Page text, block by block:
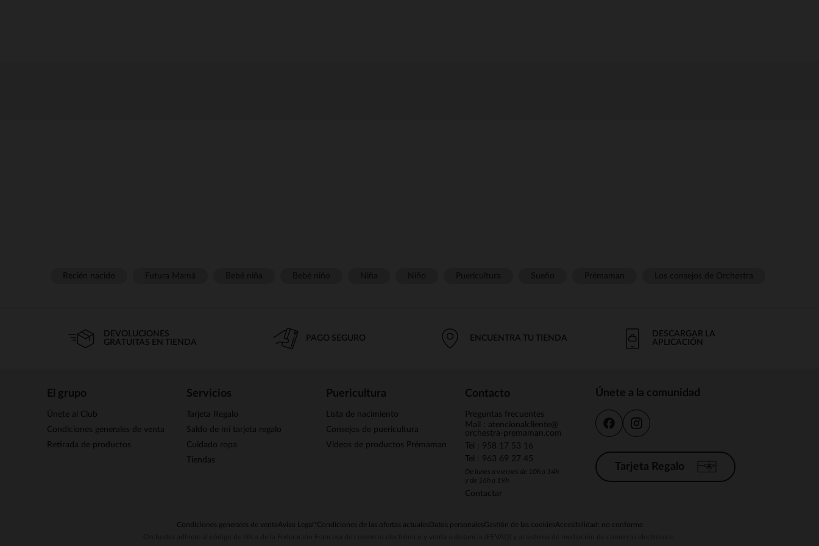
DEVOLUCIONES
GRATUITAS EN TIENDA
PAGO SEGURO ENCUENTRA TU TIENDA
DESCARGAR LA
APLICACIÓN
El grupo
Únete al Club
Condiciones generales de venta
Retirada de productos
Servicios
Tarjeta Regalo
Saldo de mi tarjeta regalo
Cuidado ropa
Tiendas
Puericultura
Lista de nacimiento
Consejos de puericultura
Vídeos de productos Prémaman
Contacto
Preguntas frecuentes
Mail : atencionalcliente@
orchestra-premaman.com
Tel : 958 17 53 16
Tel : 963 69 27 45
De lunes a viernes de 10h a 14h
y de 16h a 19h
Contactar
Únete a la comunidad
Tarjeta Regalo
Condiciones generales de ventaAviso Legal *Condiciones de las ofertas actuales Datos personalesGestión de las cookiesAccesibilidad: no conforme